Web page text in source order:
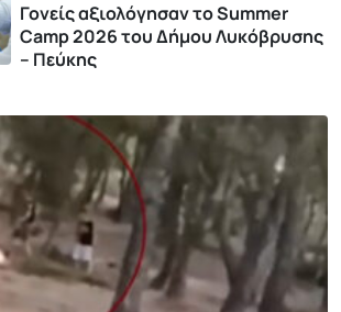
Γονείς αξιολόγησαν το Summer
Camp 2026 του Δήμου Λυκόβρυσης
– Πεύκης